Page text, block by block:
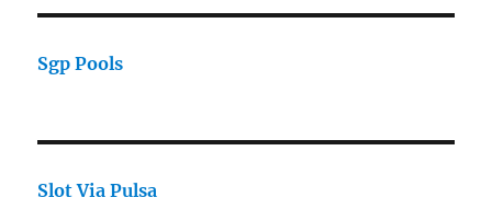
Sgp Pools
Slot Via Pulsa